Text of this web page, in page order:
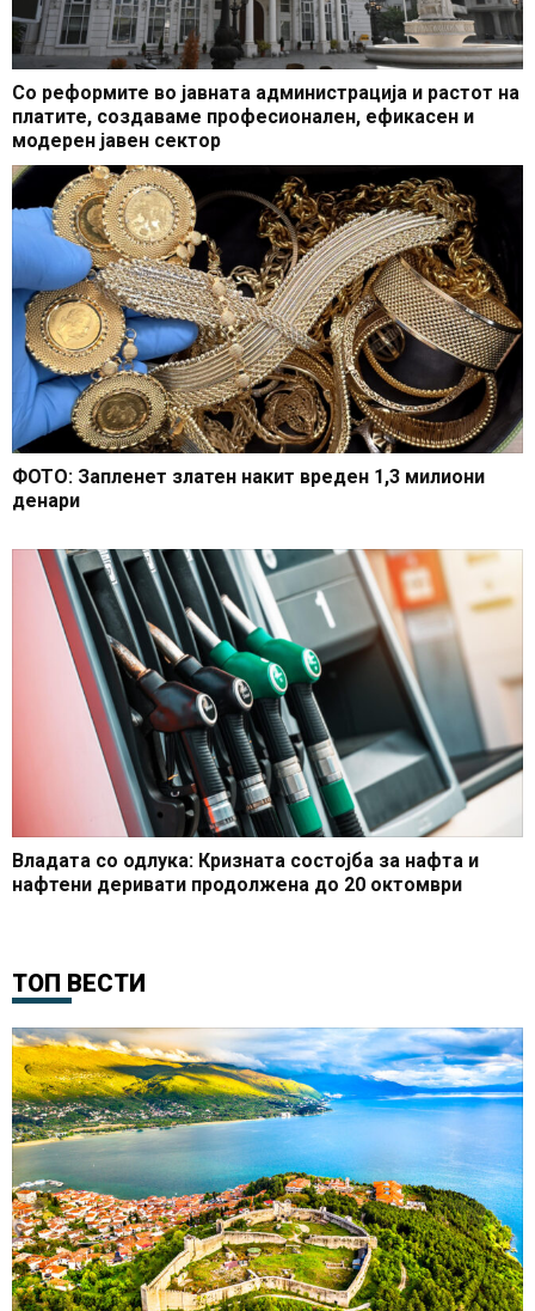
Со реформите во јавната администрација и растот на
платите, создаваме професионален, ефикасен и
модерен јавен сектор
ФОТО: Запленет златен накит вреден 1,3 милиони
денари
Владата со одлука: Кризната состојба за нафта и
нафтени деривати продолжена до 20 октомври
ТОП ВЕСТИ